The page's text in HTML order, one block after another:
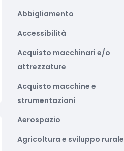
Abbigliamento
Accessibilità
Acquisto macchinari e/o
attrezzature
Acquisto macchine e
strumentazioni
Aerospazio
Agricoltura e sviluppo rurale